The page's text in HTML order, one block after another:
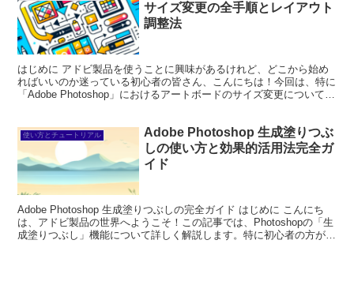
サイズ変更の全手順とレイアウト
調整法
はじめに アドビ製品を使うことに興味があるけれど、どこから始め
ればいいのか迷っている初心者の皆さん、こんにちは！今回は、特に
「Adobe Photoshop」におけるアートボードのサイズ変更について詳
使い方とチュートリアル
Adobe Photoshop 生成塗りつぶ
しの使い方と効果的活用法完全ガ
イド
Adobe Photoshop 生成塗りつぶしの完全ガイド はじめに こんにち
は、アドビ製品の世界へようこそ！この記事では、Photoshopの「生
成塗りつぶし」機能について詳しく解説します。特に初心者の方が抱